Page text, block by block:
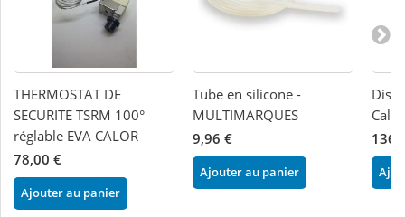
THERMOSTAT DE
SECURITE TSRM 100°
réglable EVA CALOR
78,00 €
Ajouter au panier
Tube en silicone -
MULTIMARQUES
9,96 €
Ajouter au panier
Calor